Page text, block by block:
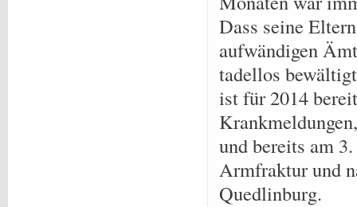
Dass seine
aufwändigen
tadellos
ist für 2014
und bereits am
Armfraktur und
Quedlinburg.